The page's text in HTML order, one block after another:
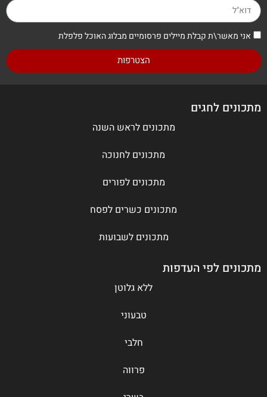
אני מאשר\ת קבלת מיילים פרסומיים מבלוג האוכל פלפלת
הצטרפות
מתכונים לחגים
מתכונים לראש השנה
מתכונים לחנוכה
מתכונים לפורים
מתכונים כשרים לפסח
מתכונים לשבועות
מתכונים לפי העדפות
ללא גלוטן
טבעוני
חלבי
פרווה